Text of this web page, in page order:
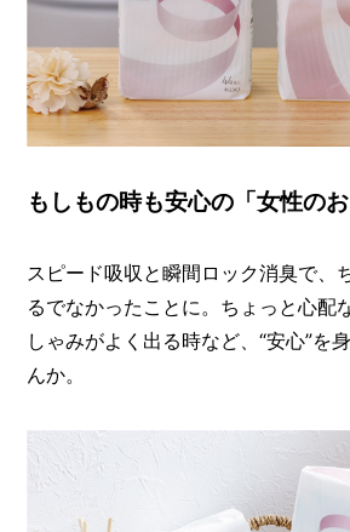
もしもの時も安心の「女性のお
スピード吸収と瞬間ロック消臭で、
るでなかったことに。ちょっと心配
しゃみがよく出る時など、“安心”を
んか。